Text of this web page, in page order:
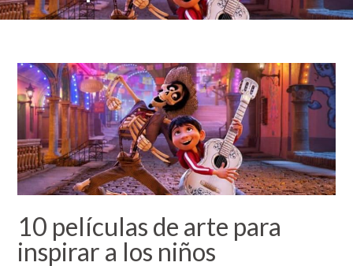
10 películas de arte para
inspirar a los niños